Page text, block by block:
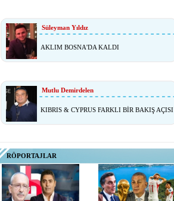
Süleyman Yıldız
AKLIM BOSNA'DA KALDI
Mutlu Demirdelen
KIBRIS & CYPRUS FARKLI BİR BAKIŞ AÇISI
RÖPORTAJLAR